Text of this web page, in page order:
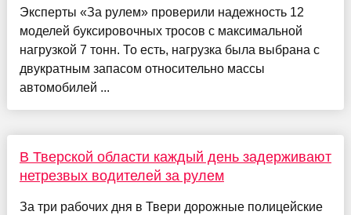
Эксперты «За рулем» проверили надежность 12
моделей буксировочных тросов с максимальной
нагрузкой 7 тонн. То есть, нагрузка была выбрана с
двукратным запасом относительно массы
автомобилей ...
В Тверской области каждый день задерживают
нетрезвых водителей за рулем
За три рабочих дня в Твери дорожные полицейские